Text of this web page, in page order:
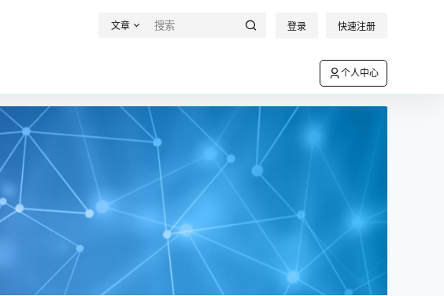
文章 登录 快速注册
个人中心